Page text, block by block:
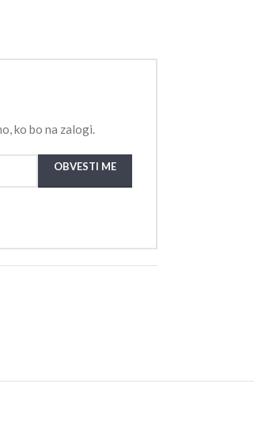
ko bo na zalogi.
OBVESTI ME